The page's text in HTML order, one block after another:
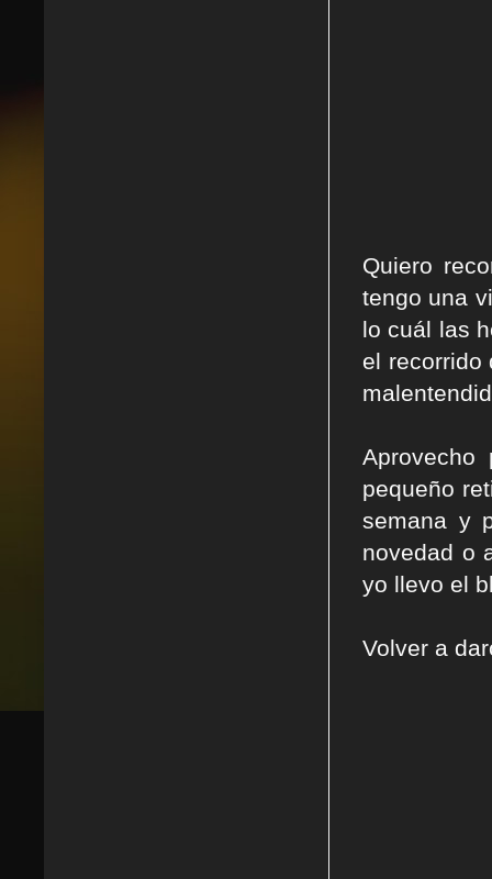
Quiero
tengo una
lo cuál las
el recorrido
pequeño
semana y
novedad o
yo llevo el
Volver a